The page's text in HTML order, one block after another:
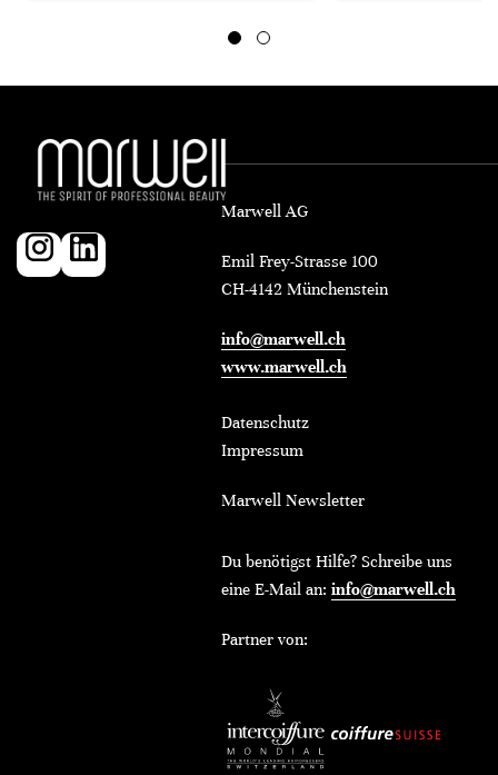
Marwell AG
Emil Frey-Strasse 100
CH-4142 Münchenstein
info@marwell.ch
www.marwell.ch
Datenschutz
Impressum
Marwell Newsletter
Du benötigst Hilfe? Schreibe uns
eine E-Mail an: info@marwell.ch
Partner von: